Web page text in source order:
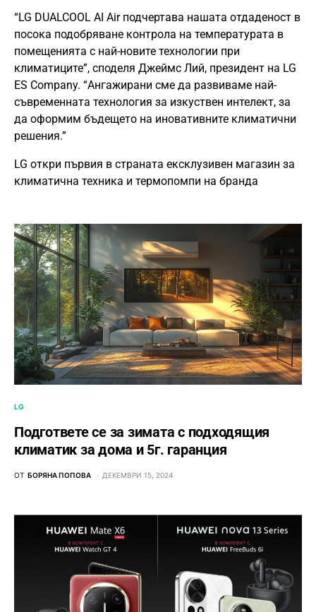
“LG DUALCOOL AI Air подчертава нашата отдаденост в
посока подобряване контрола на температурата в
помещенията с най-новите технологии при
климатиците”, споделя Джеймс Лий, президент на LG
ES Company. “Ангажирани сме да развиваме най-
съвременната технология за изкуствен интелект, за
да оформим бъдещето на иновативните климатични
решения.”
LG откри първия в страната ексклузивен магазин за
климатична техника и термопомпи на бранда
LG
Подгответе се за зимата с подходящия
климатик за дома и 5г. гаранция
ОТ БОРЯНА ПОПОВА ДЕКЕМВРИ 15, 2024